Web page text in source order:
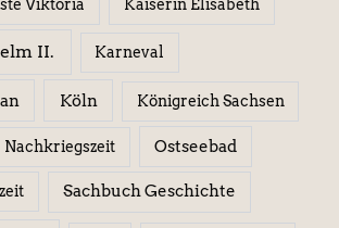
Viktoria Kaiserin Elisabeth
II. Karneval
Köln Königreich Sachsen
Nachkriegszeit Ostseebad
Sachbuch Geschichte